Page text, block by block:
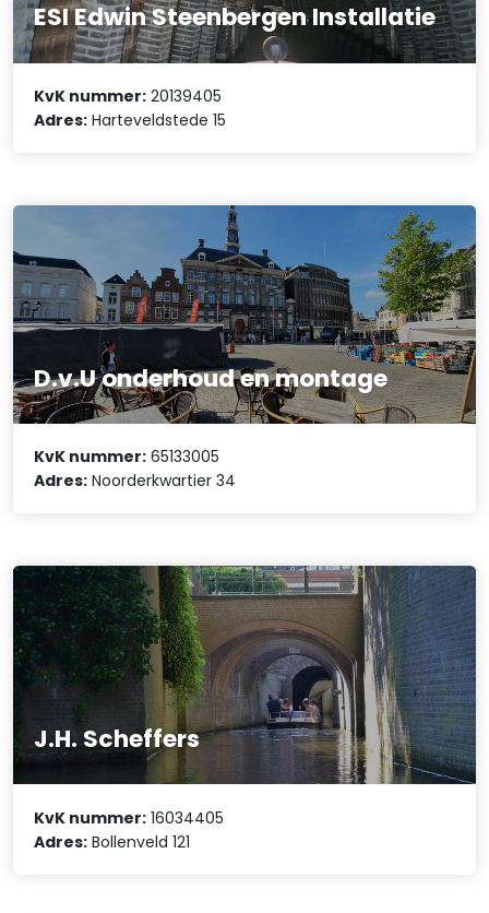
ESI Edwin Steenbergen Installatie
KvK nummer: 20139405
Adres: Harteveldstede 15
D.v.U onderhoud en montage
KvK nummer: 65133005
Adres: Noorderkwartier 34
J.H. Scheffers
KvK nummer: 16034405
Adres: Bollenveld 121